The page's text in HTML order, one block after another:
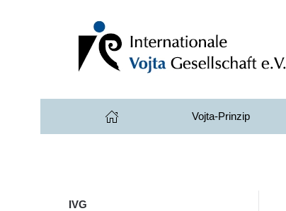
Zum Hauptinhalt springen
Vojta-Prinzip
IVG